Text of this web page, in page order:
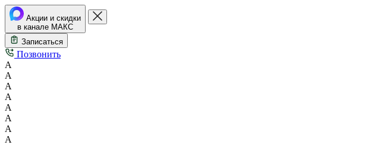
Акции и скидки
в канале МАКС
Записаться
Позвонить
А
А
А
А
А
А
А
А